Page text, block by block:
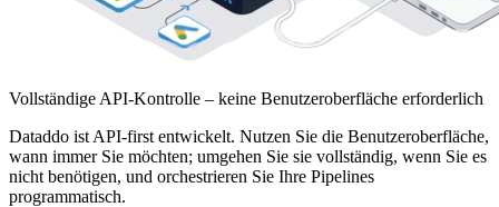
Vollständige API-Kontrolle – keine Benutzeroberfläche erforderlich
Dataddo ist API-first entwickelt. Nutzen Sie die Benutzeroberfläche,
wann immer Sie möchten; umgehen Sie sie vollständig, wenn Sie es
nicht benötigen, und orchestrieren Sie Ihre Pipelines
programmatisch.